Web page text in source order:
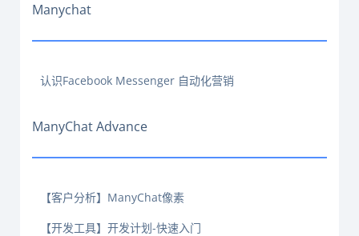
Manychat
认识Facebook Messenger 自动化营销
ManyChat Advance
【客户分析】ManyChat像素
【开发工具】开发计划-快速入门